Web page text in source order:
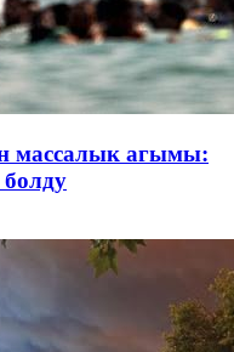
массалык агымы: